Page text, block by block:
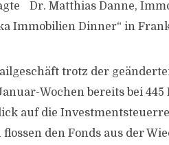
Dr. Matthias Danne,
Immobilien Dinner“ in
trotz der
Wochen bereits bei
auf die
den Fonds aus der